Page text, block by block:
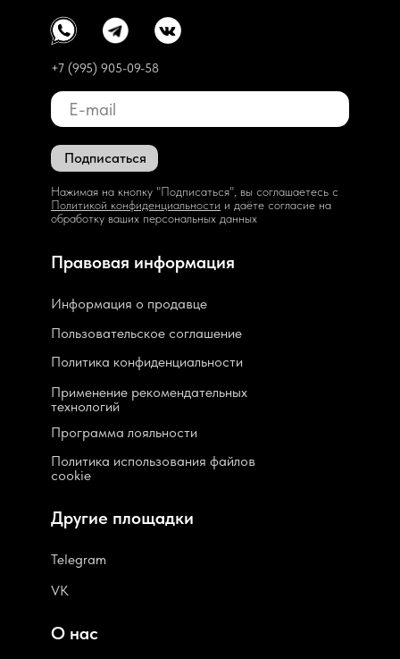
Подписаться
Нажимая на кнопку "Подписаться", вы соглашаетесь с
Политикой конфиденциальности и даёте согласие на
обработку ваших персональных данных
Пользовательское соглашение
Политика конфиденциальности
Программа лояльности
Политика использования файлов
cookie
Применение рекомендательных
технологий
Информация о продавце
Telegram
VK
Правовая информация
О нас
Другие площадки
+7 (995) 905-09-58